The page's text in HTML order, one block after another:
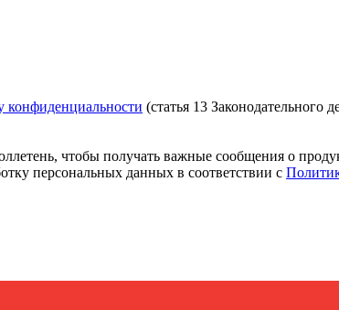
конфиденциальности (статья 13 Законодательного
чтобы получать важные сообщения о
персональных данных в соответствии с